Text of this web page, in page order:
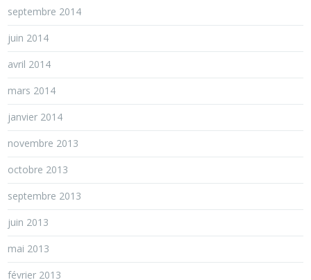
septembre 2014
juin 2014
avril 2014
mars 2014
janvier 2014
novembre 2013
octobre 2013
septembre 2013
juin 2013
mai 2013
février 2013